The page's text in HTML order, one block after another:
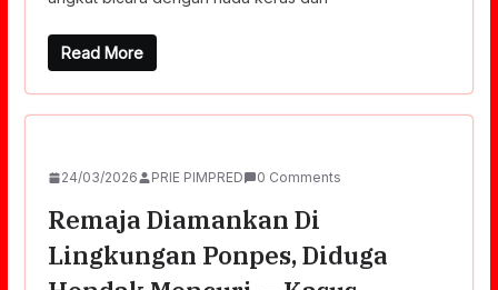
Read More
24/03/2026 PRIE PIMPRED 0 Comments
Remaja Diamankan Di
Lingkungan Ponpes, Diduga